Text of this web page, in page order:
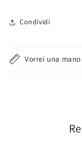
Condividi
Vorrei una